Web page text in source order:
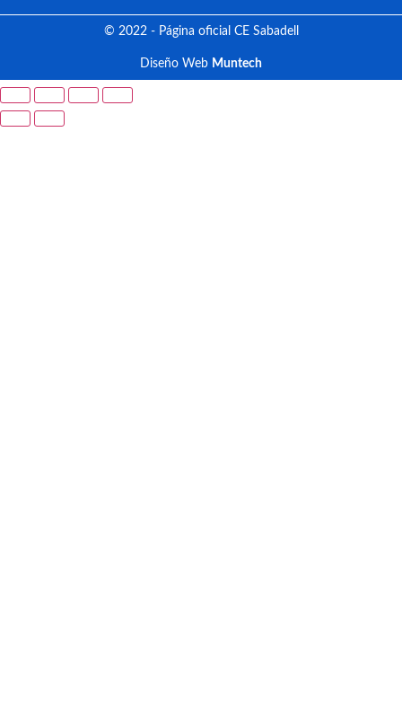
© 2022 - Página oficial CE Sabadell
Diseño Web Muntech